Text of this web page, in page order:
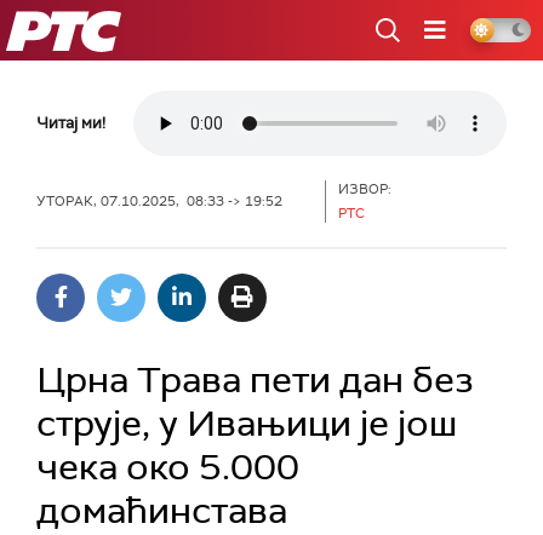
РТС
Читај ми!
УТОРАК, 07.10.2025, 08:33 -> 19:52
ИЗВОР:
РТС
Црна Трава пети дан без
струје, у Ивањици је још
чека око 5.000
домаћинстава